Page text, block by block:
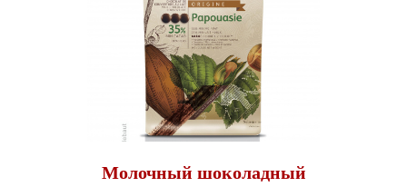
Молочный шоколадный